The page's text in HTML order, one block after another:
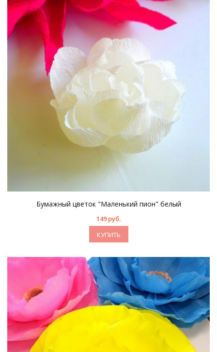
Бумажный цветок "Маленький пион" белый
149 руб.
КУПИТЬ